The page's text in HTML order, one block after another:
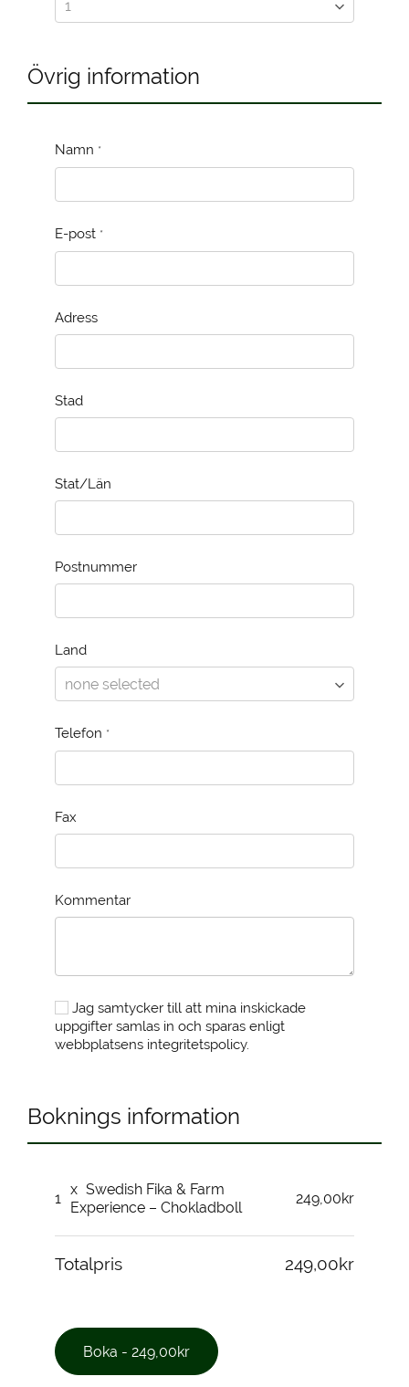
Övrig information
Namn *
E-post *
Adress
Stad
Stat/Län
Postnummer
Land
Telefon *
Fax
Kommentar
Jag samtycker till att mina inskickade
uppgifter samlas in och sparas enligt
webbplatsens integritetspolicy.
Boknings information
1
x Swedish Fika & Farm
Experience – Chokladboll
249,00kr
Totalpris 249,00kr